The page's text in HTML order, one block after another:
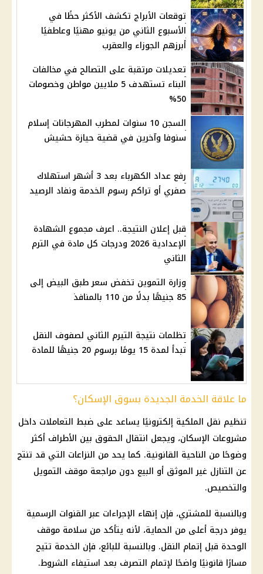
توقعات الأبراج تكشف الأكثر حظًا في
الأسبوع الثاني من يونيو مهنيًا وعاطفيًا
أبرزهم الجوزاء والعقرب
تعديلات مرتقبة على التصالح في مخالفات
البناء تستهدف 5 ملايين مواطن وخصومات
50%
السجن 10 سنوات لمطرب المهرجانات إسلام
سنوفا وآخرين في قضية حيازة حشيش
رفع عداد الكهرباء بعد 3 أشهر استهلاك
صفري أو تراكم رسوم الخدمة ونفاد الرصيد
قبل إعلان النتيجة.. اعرف مجموع الشهادة
الإعدادية 2026 ودرجات كل مادة في الترم
الثاني
وزارة التموين تخفض سعر طبق البيض إلى
85 جنيهًا بدلًا من 110 بالمنافذ
تظلمات نتيجة التيرم الثاني لصفوف النقل
تبدأ لمدة 15 يومًا برسوم 20 جنيهًا للمادة
ما علاقة الخدمة الجديدة بسوق الإسكان؟
تنظيم نقل الملكية إلكترونيًا يساعد على ضبط التعاملات داخل
مشروعات الإسكان، ويجعل انتقال الحقوق بين الأطراف أكثر
وضوحًا من الناحية القانونية. كما يحد من النزاعات التي قد تنتج
عن التنازل غير الموثق أو البيع دون مراجعة موقف التمويل
والتخصيص.
وبالنسبة للمشتري، فإن إنهاء الإجراءات عبر القنوات الرسمية
يوفر درجة أعلى من الحماية، لأنه يتأكد من سلامة موقف
الوحدة قبل إتمام النقل. وبالنسبة للبائع، فإن الخدمة تتيح
مسارًا قانونيًا واضحًا لإتمام التصرف بعد استيفاء الشروط.